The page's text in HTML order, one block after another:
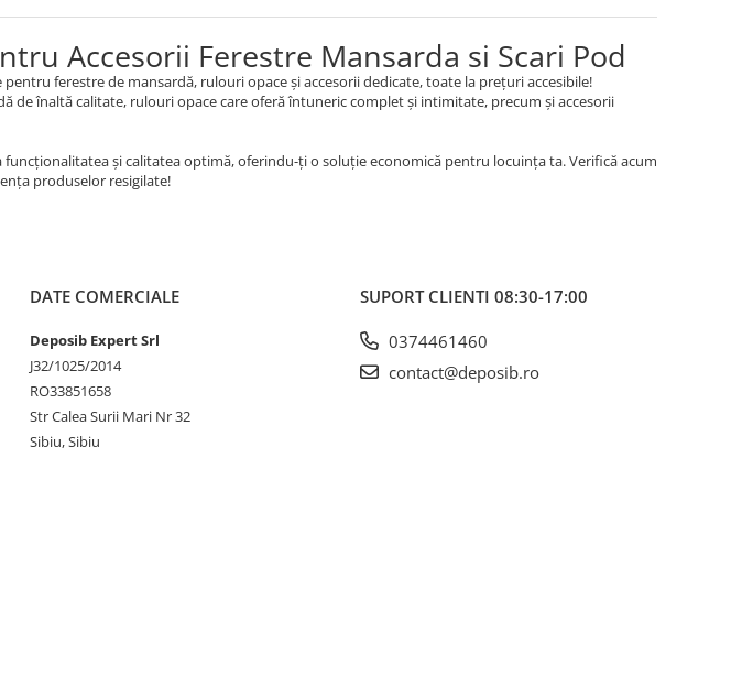
Accesorii Ferestre Mansarda si Scari Pod
ferestre de mansardă, rulouri opace și accesorii dedicate, toate la prețuri accesibile!
de înaltă calitate, rulouri opace care oferă întuneric complet și intimitate, precum și accesorii
și calitatea optimă, oferindu-ți o soluție economică pentru locuința ta. Verifică acum
produselor resigilate!
DATE COMERCIALE
Deposib Expert Srl
J32/1025/2014
RO33851658
Str Calea Surii Mari Nr 32
Sibiu, Sibiu
SUPORT CLIENTI 08:30-17:00
0374461460
contact@deposib.ro